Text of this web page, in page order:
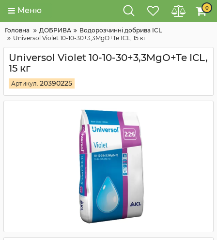
Меню 0
Головна ДОБРИВА
Водорозчинні добрива ICL
Universol Violet 10-10-30+3,3MgO+Te ICL, 15 кг
Universol Violet 10-10-30+3,3MgO+Te ICL,
15 кг
Артикул: 20390225